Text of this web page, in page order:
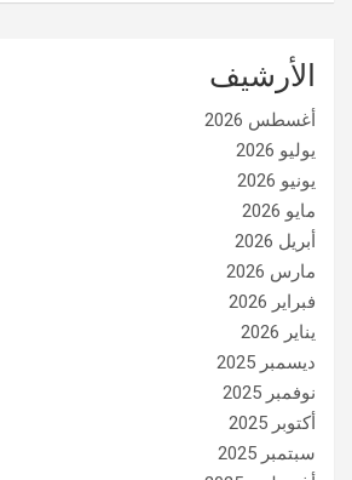
الأرشيف
أغسطس 2026
يوليو 2026
يونيو 2026
مايو 2026
أبريل 2026
مارس 2026
فبراير 2026
يناير 2026
ديسمبر 2025
نوفمبر 2025
أكتوبر 2025
سبتمبر 2025